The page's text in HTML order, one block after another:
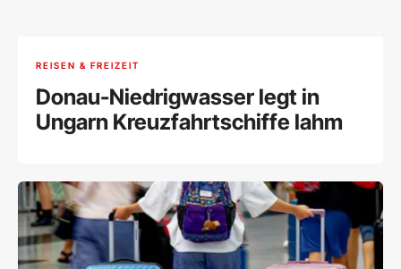
REISEN & FREIZEIT
Donau-Niedrigwasser legt in
Ungarn Kreuzfahrtschiffe lahm